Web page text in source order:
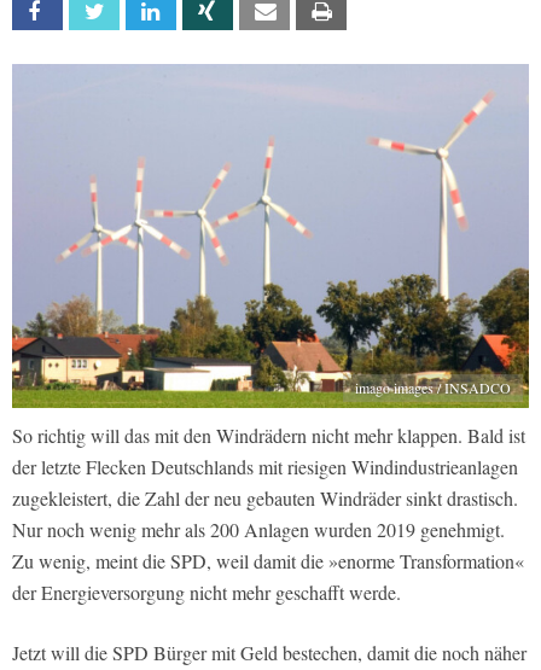
Facebook Twitter Linkedin Xing Email
imago images / INSADCO
So richtig will das mit den Windrädern nicht mehr klappen. Bald ist
der letzte Flecken Deutschlands mit riesigen Windindustrieanlagen
zugekleistert, die Zahl der neu gebauten Windräder sinkt drastisch.
Nur noch wenig mehr als 200 Anlagen wurden 2019 genehmigt.
Zu wenig, meint die SPD, weil damit die »enorme Transformation«
der Energieversorgung nicht mehr geschafft werde.
Jetzt will die SPD Bürger mit Geld bestechen, damit die noch näher